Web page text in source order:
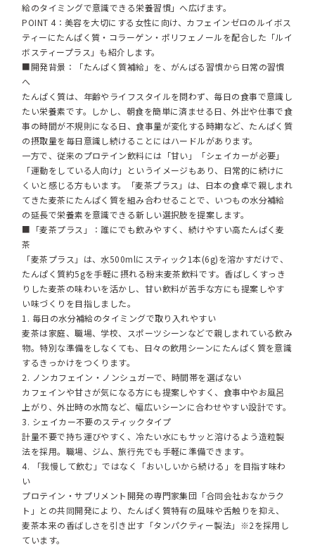
給のタイミングで意識できる栄養習慣」へ広げます。
POINT 4：美容を大切にする女性に向け、カフェインゼロのルイボス
ティーにたんぱく質・コラーゲン・ポリフェノールを配合した「ルイ
ボスティープラス」も紹介します。
■開発背景：「たんぱく質補給」を、がんばる習慣から日常の習慣
へ
たんぱく質は、年齢やライフスタイルを問わず、毎日の食事で意識し
たい栄養素です。しかし、朝食を簡単に済ませる日、外出や仕事で食
事の時間が不規則になる日、食事量が変化する時期など、たんぱく質
の摂取量を毎日意識し続けることにはハードルがあります。
一方で、従来のプロテイン飲料には「甘い」「シェイカーが必要」
「運動をしている人向け」というイメージもあり、日常的に続けに
くいと感じる方もいます。「麦茶プラス」は、日本の食卓で親しまれ
てきた麦茶にたんぱく質を組み合わせることで、いつもの水分補給
の延長で栄養素を意識できる新しい選択肢を提案します。
■「麦茶プラス」：誰にでも飲みやすく、続けやすい高たんぱく麦
茶
「麦茶プラス」は、水500mlにスティック1本(6g)を溶かすだけで、
たんぱく質約5gを手軽に摂れる粉末麦茶飲料です。香ばしくすっき
りした麦茶の味わいを活かし、甘い飲料が苦手な方にも提案しやす
い味づくりを目指しました。
1. 毎日の水分補給のタイミングで取り入れやすい
麦茶は家庭、職場、学校、スポーツシーンなどで親しまれている飲み
物。特別な準備をしなくても、日々の飲用シーンにたんぱく質を意識
するきっかけをつくります。
2. ノンカフェイン・ノンシュガーで、時間帯を選ばない
カフェインや甘さが気になる方にも提案しやすく、食事中やお風呂
上がり、外出時の水筒など、幅広いシーンに合わせやすい設計です。
3. シェイカー不要のスティックタイプ
計量不要で持ち運びやすく、冷たい水にもサッと溶けるよう造粒製
法を採用。職場、ジム、旅行先でも手軽に準備できます。
4. 「我慢して飲む」ではなく「おいしいから続ける」を目指す味わ
い
プロテイン・サプリメント開発の専門家集団「合同会社おなかラク
ト」との共同開発により、たんぱく質特有の風味や舌触りを抑え、
麦茶本来の香ばしさを引き出す「タンパクティー製法」※2を採用し
ています。